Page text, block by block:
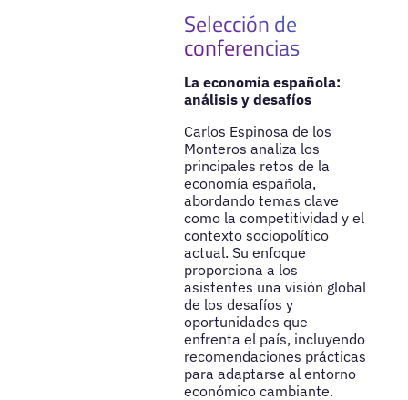
Selección de
conferencias
La economía española:
análisis y desafíos
Carlos Espinosa de los
Monteros analiza los
principales retos de la
economía española,
abordando temas clave
como la competitividad y el
contexto sociopolítico
actual. Su enfoque
proporciona a los
asistentes una visión global
de los desafíos y
oportunidades que
enfrenta el país, incluyendo
recomendaciones prácticas
para adaptarse al entorno
económico cambiante.